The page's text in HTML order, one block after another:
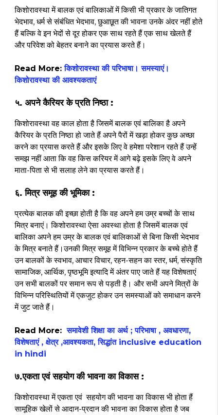
किशोरावस्था में बालक एवं बालिकाओं में किसी भी प्रकार के जातिगत
भेदभाव, धर्म से संबंधित भेदभाव, छुआछूत की भावना उनके अंदर नहीं होते
हैं बल्कि वे इन भेदों से दूर होकर एक साथ रहते हैं एक साथ खेलते हैं
और परिवेश को बेहतर बनाने का प्रयास करते हैं।
Read More:किशोरावस्था की परिभाषा। समस्याएं।
किशोरावस्था की आवश्यकताएं
५. अपने कैरियर के प्रति निष्ठा :
किशोरावस्था वह काल होता है जिसमें बालक एवं बालिका है अपने
कैरियर के प्रति निष्ठा हो जाते हैं अपने पैरों में खड़ा होकर कुछ अच्छा
करने का प्रयास करते हैं और इसके लिए वे हमेशा परेशान रहते हैं उन्हें
समझ नहीं आता कि वह किस करियर में आगे बढ़े इसके लिए वे अपने
माता-पिता से भी सलाह लेने का प्रयास करते हैं।
६. मित्र समूह की भूमिका :
प्रत्येक बालक की इच्छा होती है कि वह अपने हम उम्र बच्चों के साथ
मित्र बनाएं। किशोरावस्था ऐसा अवस्था होता है जिसमें बालक एवं
बालिका अपने हम उम्र के बालक एवं बालिकाओं से बिना किसी भेदभाव
के मित्र बनाते हैं।उनकी मित्र समूह में विभिन्न प्रकार के बच्चे होते हैं
उन बालकों के स्वभाव, आचार विचार, रहन-सहन का स्तर, धर्म, संस्कृति
सामाजिक, आर्थिक, पृष्ठभूमि इत्यादि में अंतर पाए जाते हैं यह विशेषताएं
उन सभी बालकों पर समान रूप से पड़ती है। और सभी अपने मित्रों के
विभिन्न परिस्थितियों में एकजुट होकर उन समस्याओं को समाधान करने
में जुट जाते हैं।
Read More:समावेशी शिक्षा का अर्थ ; परिभाषा , अवधारणा,
विशेषताएं , क्षेत्र ,आवश्यकता, सिद्धांत inclusive education
in hindi
७.एकता एवं सहयोग की भावना का विकास :
किशोरावस्था में एकता एवं सहयोग की भावना का विकास भी होता हैं
सामूहिक खेलों से आदान-प्रदान की भावना का विकास होता है जब